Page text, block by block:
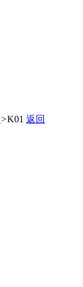
>K01 返回